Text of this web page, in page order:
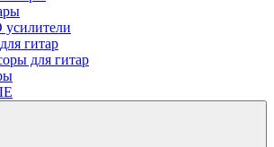
гитар
для гитар